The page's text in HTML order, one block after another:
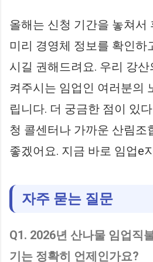
올해는 신청 기간을 놓쳐서
미리 경영체 정보를 확인하
시길 권해드려요. 우리 강
켜주시는 임업인 여러분의
립니다. 더 궁금한 점이 있
청 콜센터나 가까운 산림조
좋겠어요. 지금 바로 임업e
자주 묻는 질문
Q1. 2026년 산나물 임업직
기는 정확히 언제인가요?